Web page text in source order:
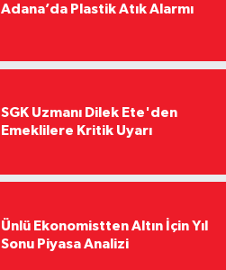
Adana’da Plastik Atık Alarmı
SGK Uzmanı Dilek Ete'den
Emeklilere Kritik Uyarı
Ünlü Ekonomistten Altın İçin Yıl
Sonu Piyasa Analizi